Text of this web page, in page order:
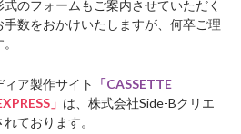
のフォームもご案内させていただく
数をおかけいたしますが、何卒ご理
ア製作サイト
「CASSETTE
」 は、株式会社Side-Bクリエ
ております。